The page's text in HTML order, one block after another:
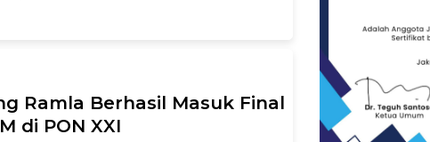
Ramla Berhasil Masuk Final
di PON XXI